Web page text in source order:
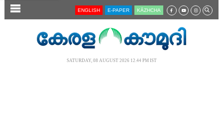
SECTIONS ENGLISH E-PAPER KĀZHCHA
SATURDAY, 08 AUGUST 2026 12.44 PM IST